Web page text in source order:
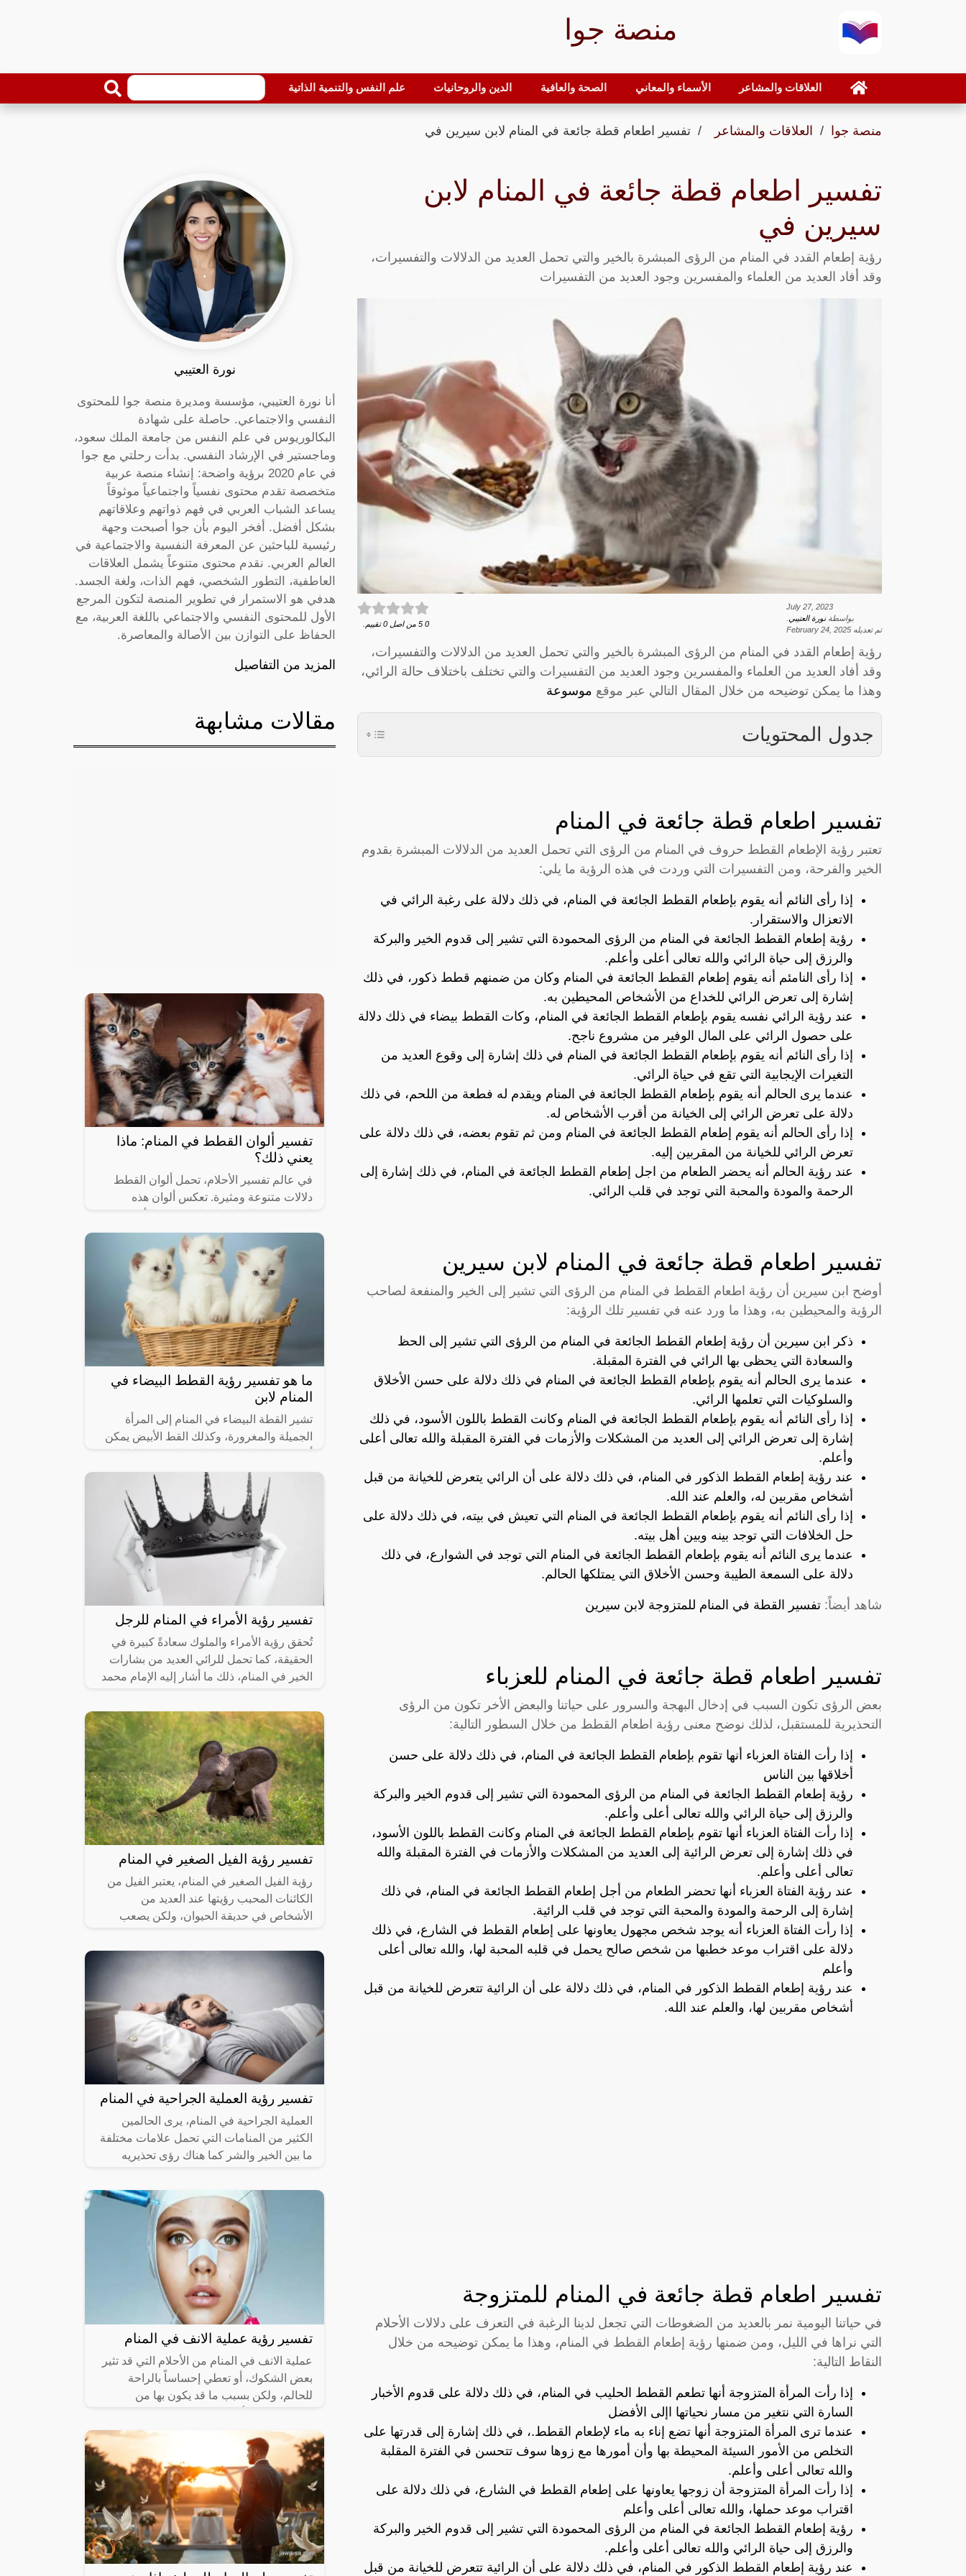
منصة جوا
العلاقات والمشاعر الأسماء والمعاني الصحة والعافية الدين والروحانيات علم النفس والتنمية الذاتية
منصة جوا العلاقات والمشاعر تفسير اطعام قطة جائعة في المنام لابن سيرين في
تفسير اطعام قطة جائعة في المنام لابن
سيرين في
رؤية إطعام القدد في المنام من الرؤى المبشرة بالخير والتي تحمل العديد من الدلالات والتفسيرات،
وقد أفاد العديد من العلماء والمفسرين وجود العديد من التفسيرات
July 27, 2023
بواسطةنورة العتيبي
تم تعديله February 24, 2025
0
5 من اصل 0 تقييم.
رؤية إطعام القدد في المنام من الرؤى المبشرة بالخير والتي تحمل العديد من الدلالات والتفسيرات،
وقد أفاد العديد من العلماء والمفسرين وجود العديد من التفسيرات والتي تختلف باختلاف حالة الرائي،
وهذا ما يمكن توضيحه من خلال المقال التالي عبر موقع موسوعة
جدول المحتويات
تفسير اطعام قطة جائعة في المنام
تعتبر رؤية الإطعام القطط حروف في المنام من الرؤى التي تحمل العديد من الدلالات المبشرة بقدوم
الخير والفرحة، ومن التفسيرات التي وردت في هذه الرؤية ما يلي:
إذا رأى النائم أنه يقوم بإطعام القطط الجائعة في المنام، في ذلك دلالة على رغبة الرائي في
الاتعزال والاستقرار.
رؤية إطعام القطط الجائعة في المنام من الرؤى المحمودة التي تشير إلى قدوم الخير والبركة
والرزق إلى حياة الرائي والله تعالى أعلى وأعلم.
إذا رأى النامئم أنه يقوم إطعام القطط الجائعة في المنام وكان من ضمنهم قطط ذكور، في ذلك
إشارة إلى تعرض الرائي للخداع من الأشخاص المحيطين به.
عند رؤية الرائي نفسه يقوم بإطعام القطط الجائعة في المنام، وكات القطط بيضاء في ذلك دلالة
على حصول الرائي على المال الوفير من مشروع ناجح.
إذا رأى النائم أنه يقوم بإطعام القطط الجائعة في المنام في ذلك إشارة إلى وقوع العديد من
التغيرات الإيجابية التي تقع في حياة الرائي.
عندما يرى الحالم أنه يقوم بإطعام القطط الجائعة في المنام ويقدم له فطعة من اللحم، في ذلك
دلالة على تعرض الرائي إلى الخيانة من أقرب الأشخاص له.
إذا رأى الحالم أنه يقوم إطعام القطط الجائعة في المنام ومن ثم تقوم بعضه، في ذلك دلالة على
تعرض الرائي للخيانة من المقربين إليه.
عند رؤية الحالم أنه يحضر الطعام من اجل إطعام القطط الجائعة في المنام، في ذلك إشارة إلى
الرحمة والمودة والمحبة التي توجد في قلب الرائي.
تفسير اطعام قطة جائعة في المنام لابن سيرين
أوضح ابن سيرين أن رؤية اطعام القطط في المنام من الرؤى التي تشير إلى الخير والمنفعة لصاحب
الرؤية والمحيطين به، وهذا ما ورد عنه في تفسير تلك الرؤية:
ذكر ابن سيرين أن رؤية إطعام القطط الجائعة في المنام من الرؤى التي تشير إلى الحظ
والسعادة التي يحظى بها الرائي في الفترة المقبلة.
عندما يرى الحالم أنه يقوم بإطعام القطط الجائعة في المنام في ذلك دلالة على حسن الأخلاق
والسلوكيات التي تعلمها الرائي.
إذا رأى النائم أنه يقوم بإطعام القطط الجائعة في المنام وكانت القطط باللون الأسود، في ذلك
إشارة إلى تعرض الرائي إلى العديد من المشكلات والأزمات في الفترة المقبلة والله تعالى أعلى
وأعلم.
عند رؤية إطعام القطط الذكور في المنام، في ذلك دلالة على أن الرائي يتعرض للخيانة من قبل
أشخاص مقربين له، والعلم عند الله.
إذا رأى النائم أنه يقوم بإطعام القطط الجائعة في المنام التي تعيش في بيته، في ذلك دلالة على
حل الخلافات التي توجد بينه وبين أهل بيته.
عندما يرى النائم أنه يقوم بإطعام القطط الجائعة في المنام التي توجد في الشوارع، في ذلك
دلالة على السمعة الطيبة وحسن الأخلاق التي يمتلكها الحالم.
شاهد أيضاً: تفسير القطة في المنام للمتزوجة لابن سيرين
تفسير اطعام قطة جائعة في المنام للعزباء
بعض الرؤى تكون السبب في إدخال البهجة والسرور على حياتنا والبعض الأخر تكون من الرؤى
التحذيرية للمستقبل، لذلك نوضح معنى رؤية اطعام القطط من خلال السطور التالية:
إذا رأت الفتاة العزباء أنها تقوم بإطعام القطط الجائعة في المنام، في ذلك دلالة على حسن
أخلاقها بين الناس
رؤية إطعام القطط الجائعة في المنام من الرؤى المحمودة التي تشير إلى قدوم الخير والبركة
والرزق إلى حياة الرائي والله تعالى أعلى وأعلم.
إذا رأت الفتاة العزباء أنها تقوم بإطعام القطط الجائعة في المنام وكانت القطط باللون الأسود،
في ذلك إشارة إلى تعرض الرائية إلى العديد من المشكلات والأزمات في الفترة المقبلة والله
تعالى أعلى وأعلم.
عند رؤية الفتاة العزباء أنها تحضر الطعام من أجل إطعام القطط الجائعة في المنام، في ذلك
إشارة إلى الرحمة والمودة والمحبة التي توجد في قلب الرائية.
إذا رأت الفتاة العزباء أنه يوجد شخص مجهول يعاونها على إطعام القطط في الشارع، في ذلك
دلالة على اقتراب موعد خطبها من شخص صالح يحمل في قلبه المحبة لها، والله تعالى أعلى
وأعلم
عند رؤية إطعام القطط الذكور في المنام، في ذلك دلالة على أن الرائية تتعرض للخيانة من قبل
أشخاص مقربين لها، والعلم عند الله.
تفسير اطعام قطة جائعة في المنام للمتزوجة
في حياتنا اليومية نمر بالعديد من الضغوطات التي تجعل لدينا الرغبة في التعرف على دلالات الأحلام
التي نراها في الليل، ومن ضمنها رؤية إطعام القطط في المنام، وهذا ما يمكن توضيحه من خلال
النقاط التالية:
إذا رأت المرأة المتزوجة أنها تطعم القطط الحليب في المنام، في ذلك دلالة على قدوم الأخبار
السارة التي نتغير من مسار نحياتها اإلى الأفضل
عندما ترى المرأة المتزوجة أنها تضع إناء به ماء لإطعام القطط.، في ذلك إشارة إلى قدرتها على
التخلص من الأمور السيئة المحيطة بها وأن أمورها مع زوها سوف تتحسن في الفترة المقلبة
والله تعالى أعلى وأعلم.
إذا رأت المرأة المتزوجة أن زوجها يعاونها على إطعام القطط في الشارع، في ذلك دلالة على
اقتراب موعد حملها، والله تعالى أعلى وأعلم
رؤية إطعام القطط الجائعة في المنام من الرؤى المحمودة التي تشير إلى قدوم الخير والبركة
والرزق إلى حياة الرائي والله تعالى أعلى وأعلم.
عند رؤية إطعام القطط الذكور في المنام، في ذلك دلالة على أن الرائية تتعرض للخيانة من قبل
نورة العتيبي
أنا نورة العتيبي، مؤسسة ومديرة منصة جوا للمحتوى
النفسي والاجتماعي. حاصلة على شهادة
البكالوريوس في علم النفس من جامعة الملك سعود،
وماجستير في الإرشاد النفسي. بدأت رحلتي مع جوا
في عام 2020 برؤية واضحة: إنشاء منصة عربية
متخصصة تقدم محتوى نفسياً واجتماعياً موثوقاً
يساعد الشباب العربي في فهم ذواتهم وعلاقاتهم
بشكل أفضل. أفخر اليوم بأن جوا أصبحت وجهة
رئيسية للباحثين عن المعرفة النفسية والاجتماعية في
العالم العربي. نقدم محتوى متنوعاً يشمل العلاقات
العاطفية، التطور الشخصي، فهم الذات، ولغة الجسد.
هدفي هو الاستمرار في تطوير المنصة لتكون المرجع
الأول للمحتوى النفسي والاجتماعي باللغة العربية، مع
الحفاظ على التوازن بين الأصالة والمعاصرة.
المزيد من التفاصيل
مقالات مشابهة
تفسير ألوان القطط في المنام: ماذا
يعني ذلك؟
في عالم تفسير الأحلام، تحمل ألوان القطط
دلالات متنوعة ومثيرة. تعكس ألوان هذه
المتوقعة. فقطط بلون أبيض قد تشير إلى
ما هو تفسير رؤية القطط البيضاء في
المنام لابن
تشير القطة البيضاء في المنام إلى المرأة
الجميلة والمغرورة، وكذلك القط الأبيض يمكن
تحمل تلك الرؤية العديد من الدلالات
تفسير رؤية الأمراء في المنام للرجل
تُحقق رؤية الأمراء والملوك سعادةً كبيرة في
الحقيقة، كما تحمل للرائي العديد من بشارات
الخير في المنام، ذلك ما أشار إليه الإمام محمد
تفسير رؤية الفيل الصغير في المنام
رؤية الفيل الصغير في المنام، يعتبر الفيل من
الكائنات المحبب رؤيتها عند العديد من
الأشخاص في حديقة الحيوان، ولكن يصعب
تفسير رؤية العملية الجراحية في المنام
العملية الجراحية في المنام، يرى الحالمين
الكثير من المنامات التي تحمل علامات مختلفة
ما بين الخير والشر كما هناك رؤى تحذيريه
تفسير رؤية عملية الانف في المنام
عملية الانف في المنام من الأحلام التي قد تثير
بعض الشكوك، أو تعطي إحساساً بالراحة
للحالم، ولكن بسبب ما قد يكون بها من